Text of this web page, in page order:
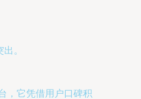
。
，它凭借用户口碑积